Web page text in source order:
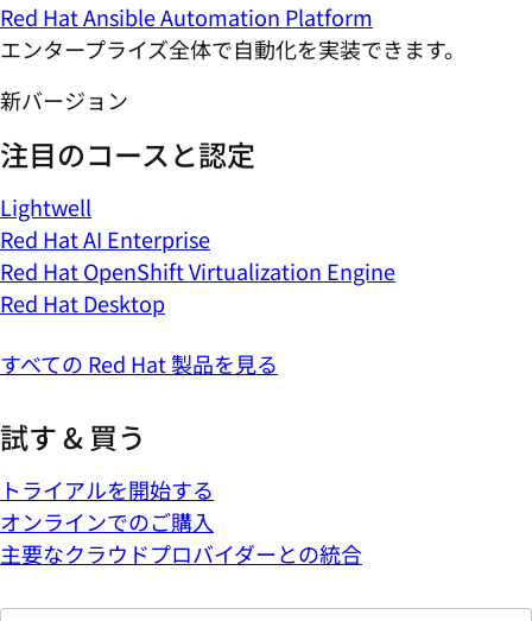
Red Hat Ansible Automation Platform
エンタープライズ全体で自動化を実装できます。
新バージョン
注目のコースと認定
Lightwell
Red Hat AI Enterprise
Red Hat OpenShift Virtualization Engine
Red Hat Desktop
すべての Red Hat 製品を見る
試す & 買う
トライアルを開始する
オンラインでのご購入
主要なクラウドプロバイダーとの統合